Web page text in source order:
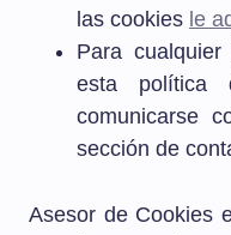
las cookies le
Para
esta política
comunicarse
sección de
Asesor de Cookies